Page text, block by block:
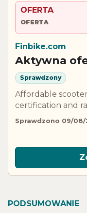
OFERTA
OFERTA
Finbike.com
Aktywna
Sprawdzony
Affordable
certification and
Sprawdzono 09/08/
PODSUMOWANIE